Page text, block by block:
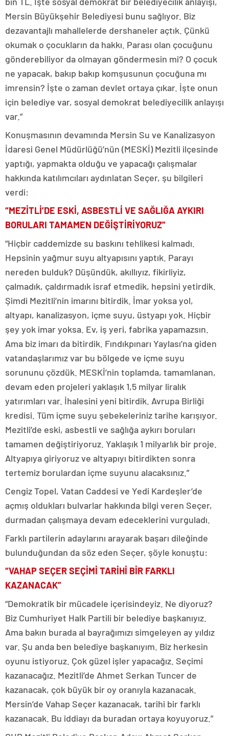
Mersin Büyükşehir Belediyesi bunu sağlıyor. Biz
dezavantajlı mahallelerde dershaneler açtık. Çünkü
okumak o çocukların da hakkı. Parası olan çocuğunu
gönderebiliyor da olmayan göndermesin mi? O çocuk
ne yapacak, bakıp bakıp komşusunun çocuğuna mı
imrensin? İşte o zaman devlet ortaya çıkar. İşte onun
için belediye var, sosyal demokrat belediyecilik anlayışı
var.”
Konuşmasının devamında Mersin Su ve Kanalizasyon
İdaresi Genel Müdürlüğü’nün (MESKİ) Mezitli ilçesinde
yaptığı, yapmakta olduğu ve yapacağı çalışmalar
hakkında katılımcıları aydınlatan Seçer, şu bilgileri
verdi:
“MEZİTLİ’DE ESKİ, ASBESTLİ VE SAĞLIĞA AYKIRI
BORULARI TAMAMEN DEĞİŞTİRİYORUZ”
“Hiçbir caddemizde su baskını tehlikesi kalmadı.
Hepsinin yağmur suyu altyapısını yaptık. Parayı
nereden bulduk? Düşündük, akıllıyız, fikirliyiz,
çalmadık, çaldırmadık israf etmedik, hepsini yetirdik.
Şimdi Mezitli’nin imarını bitirdik. İmar yoksa yol,
altyapı, kanalizasyon, içme suyu, üstyapı yok. Hiçbir
şey yok imar yoksa. Ev, iş yeri, fabrika yapamazsın.
Ama biz imarı da bitirdik. Fındıkpınarı Yaylası’na giden
vatandaşlarımız var bu bölgede ve içme suyu
sorununu çözdük. MESKİ’nin toplamda, tamamlanan,
devam eden projeleri yaklaşık 1,5 milyar liralık
yatırımları var. İhalesini yeni bitirdik. Avrupa Birliği
kredisi. Tüm içme suyu şebekeleriniz tarihe karışıyor.
Mezitli’de eski, asbestli ve sağlığa aykırı boruları
tamamen değiştiriyoruz. Yaklaşık 1 milyarlık bir proje.
Altyapıya giriyoruz ve altyapıyı bitirdikten sonra
tertemiz borulardan içme suyunu alacaksınız.”
Cengiz Topel, Vatan Caddesi ve Yedi Kardeşler’de
açmış oldukları bulvarlar hakkında bilgi veren Seçer,
durmadan çalışmaya devam edeceklerini vurguladı.
Farklı partilerin adaylarını arayarak başarı dileğinde
bulunduğundan da söz eden Seçer, şöyle konuştu:
“VAHAP SEÇER SEÇİMİ TARİHİ BİR FARKLI
KAZANACAK”
“Demokratik bir mücadele içerisindeyiz. Ne diyoruz?
Biz Cumhuriyet Halk Partili bir belediye başkanıyız.
Ama bakın burada al bayrağımızı simgeleyen ay yıldız
var. Şu anda ben belediye başkanıyım. Biz herkesin
oyunu istiyoruz. Çok güzel işler yapacağız. Seçimi
kazanacağız. Mezitli’de Ahmet Serkan Tuncer de
kazanacak, çok büyük bir oy oranıyla kazanacak.
Mersin’de Vahap Seçer kazanacak, tarihi bir farklı
kazanacak. Bu iddiayı da buradan ortaya koyuyoruz.”